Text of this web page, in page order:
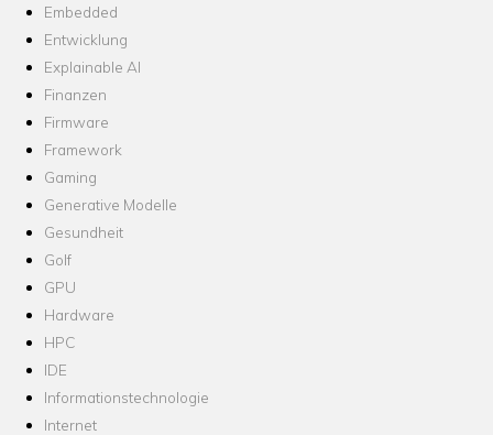
Embedded
Entwicklung
Explainable AI
Finanzen
Firmware
Framework
Gaming
Generative Modelle
Gesundheit
Golf
GPU
Hardware
HPC
IDE
Informationstechnologie
Internet